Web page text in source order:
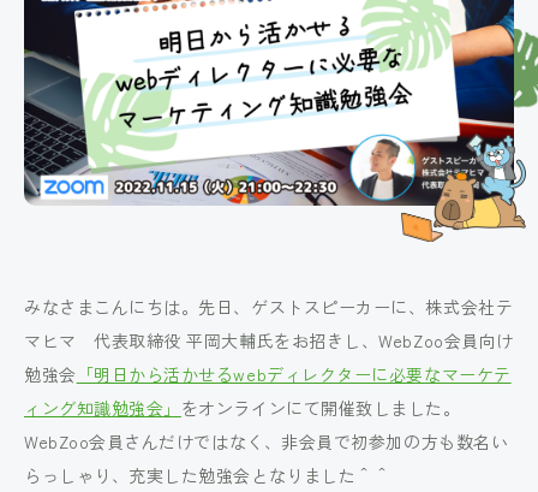
みなさまこんにちは。先日、ゲストスピーカーに、株式会社テ
マヒマ 代表取締役 平岡大輔氏をお招きし、WebZoo会員向け
勉強会 「明日から活かせるwebディレクターに必要なマーケテ
ィング知識勉強会」 をオンラインにて開催致しました。
WebZoo会員さんだけではなく、非会員で初参加の方も数名い
らっしゃり、充実した勉強会となりました＾＾